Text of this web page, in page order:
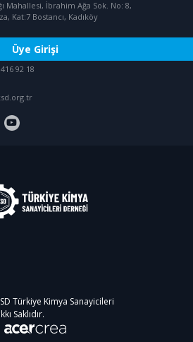
Üye Girişi
Mahallesi, İbrahim Ağa Sok. No: 8,
Kat:7 Bostancı, Kadıköy
76 44 /
92 18
Türkiye Kimya Sanayicileri
Saklıdır.